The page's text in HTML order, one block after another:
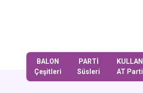
BALON
Çeşitleri
PARTİ
Süsleri
KULLAN
AT Parti